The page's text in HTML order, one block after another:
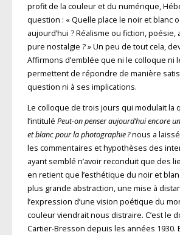
profit de la couleur et du numérique,
question : « Quelle place le noir et blanc
aujourd’hui ? Réalisme ou fiction, poésie,
pure nostalgie ? » Un peu de tout cela,
Affirmons d’emblée que ni le colloque ni
permettent de répondre de manière
question ni à ses implications.
Le colloque de trois jours qui modulait la
l’intitulé Peut-on penser aujourd’hui encore
et blanc pour la photographie ?nous a
les commentaires et hypothèses des
ayant semblé n’avoir reconduit que des
en retient que l’esthétique du noir et
plus grande abstraction, une mise à
l’expression d’une vision poétique du
couleur viendrait nous distraire. C’est le
Cartier-Bresson depuis les années 1930.